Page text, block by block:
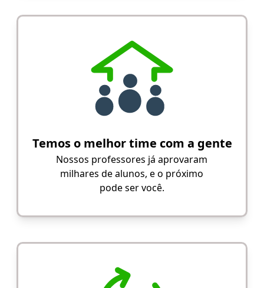
Temos o melhor time com a gente
Nossos professores já aprovaram
milhares de alunos, e o próximo
pode ser você.